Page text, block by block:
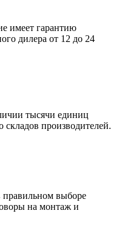
имеет гарантию
дилера от 12 до 24
тысячи единиц
производителей.
выборе
на монтаж и